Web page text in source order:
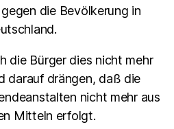
die Bevölkerung in
die Bürger dies nicht mehr
darauf drängen, daß die
nicht mehr aus
Mitteln erfolgt.